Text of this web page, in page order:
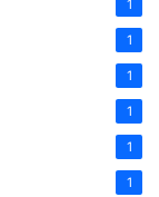
1
1
1
1
1
1